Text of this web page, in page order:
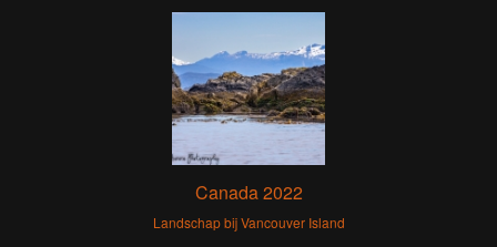
Canada 2022
Landschap bij Vancouver Island